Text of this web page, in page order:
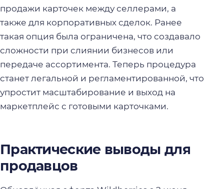
продажи карточек между селлерами, а
также для корпоративных сделок. Ранее
такая опция была ограничена, что создавало
сложности при слиянии бизнесов или
передаче ассортимента. Теперь процедура
станет легальной и регламентированной, что
упростит масштабирование и выход на
маркетплейс с готовыми карточками.
Практические выводы для
продавцов